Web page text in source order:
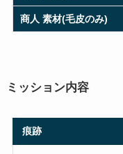
商人 素材(毛皮のみ)
ミッション内容
痕跡